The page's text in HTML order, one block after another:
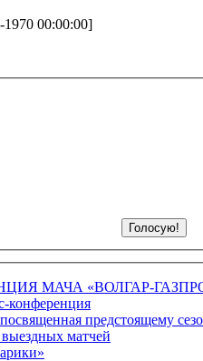
1970 00:00:00]
МАЧА «ВОЛГАР-
конференция
предстоящему
матчей